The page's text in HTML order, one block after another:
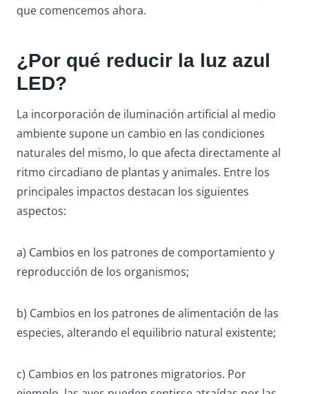
que comencemos ahora.
¿Por qué reducir la luz azul
LED?
La incorporación de iluminación artificial al medio
ambiente supone un cambio en las condiciones
naturales del mismo, lo que afecta directamente al
ritmo circadiano de plantas y animales. Entre los
principales impactos destacan los siguientes
aspectos:
a) Cambios en los patrones de comportamiento y
reproducción de los organismos;
b) Cambios en los patrones de alimentación de las
especies, alterando el equilibrio natural existente;
c) Cambios en los patrones migratorios. Por